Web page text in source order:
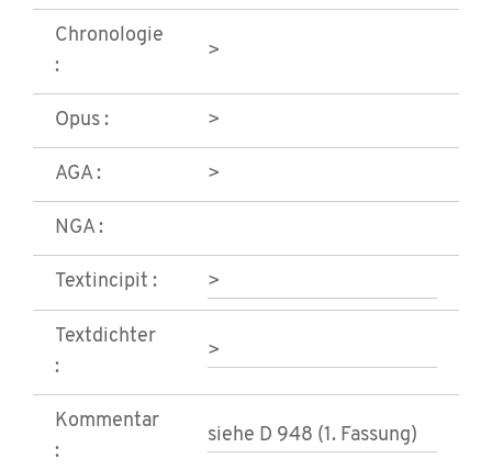
Chronologie
:
>
Opus : >
AGA : >
NGA :
Textincipit : >
Textdichter
:
>
Kommentar
:
siehe D 948 (1. Fassung)